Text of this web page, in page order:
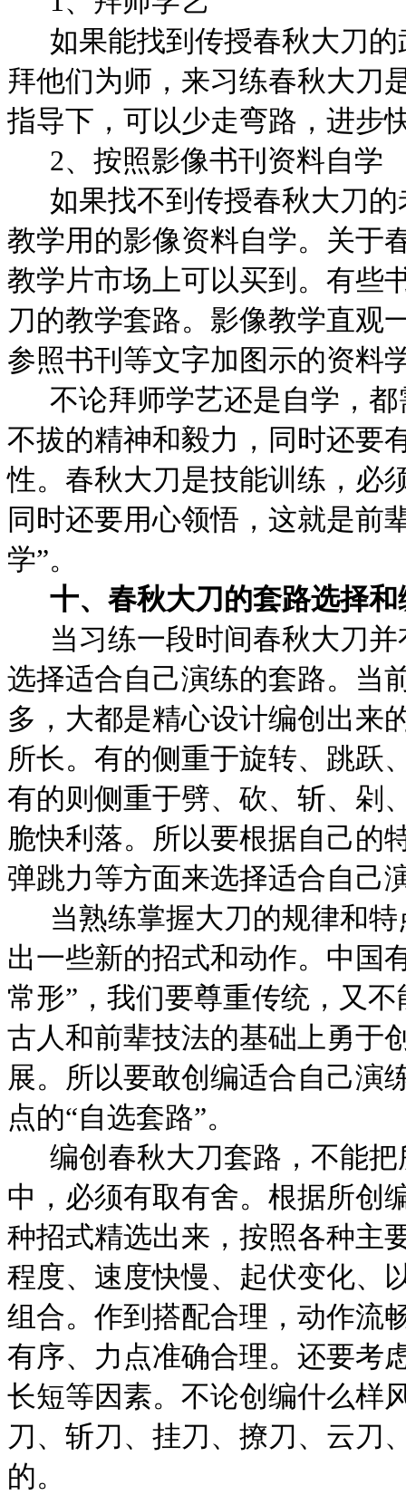
如果能找到传授春秋大刀
拜他们为师，来习练春秋大刀
指导下，可以少走弯路，进步
2、按照影像书刊资料自学
如果找不到传授春秋大刀
教学用的影像资料自学。关于
教学片市场上可以买到。有些
刀的教学套路。影像教学直观
参照书刊等文字加图示的资料
不论拜师学艺还是自学，
不拔的精神和毅力，同时还要
性。春秋大刀是技能训练，必
同时还要用心领悟，这就是前
学”。
十、春秋大刀的套路选择和
当习练一段时间春秋大刀
选择适合自己演练的套路。当
多，大都是精心设计编创出来
所长。有的侧重于旋转、跳跃
有的则侧重于劈、砍、斩、剁
脆快利落。所以要根据自己的
弹跳力等方面来选择适合自己
当熟练掌握大刀的规律和
出一些新的招式和动作。中国
常形”，我们要尊重传统，又
古人和前辈技法的基础上勇于
展。所以要敢创编适合自己演
点的“自选套路”。
编创春秋大刀套路，不能
中，必须有取有舍。根据所创
种招式精选出来，按照各种主
程度、速度快慢、起伏变化、
组合。作到搭配合理，动作流
有序、力点准确合理。还要考
长短等因素。不论创编什么样
刀、斩刀、挂刀、撩刀、云刀
的。